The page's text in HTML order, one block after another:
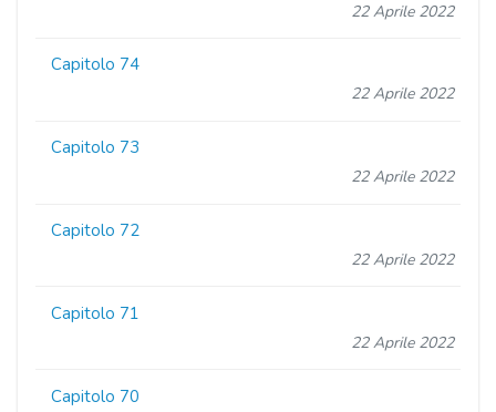
22 Aprile 2022
Capitolo 74
22 Aprile 2022
Capitolo 73
22 Aprile 2022
Capitolo 72
22 Aprile 2022
Capitolo 71
22 Aprile 2022
Capitolo 70